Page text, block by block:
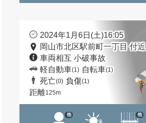
2024年1月6日(土)16:05
岡山市北区駅前町一丁目 付近
車両相互 小破事故
軽自動車(1) 自転車(1)
死亡(0) 負傷(1)
距離125m
他 他